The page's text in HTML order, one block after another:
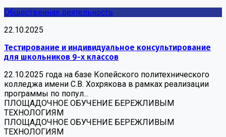
Общественная деятельность
22.10.2025
Тестирование и индивидуальное консультирование
для школьников 9-х классов
22.10.2025 года на базе Копейского политехнического
колледжа имени С.В. Хохрякова в рамках реализации
программы по попул...
ПЛОЩАДОЧНОЕ ОБУЧЕНИЕ БЕРЕЖЛИВЫМ
ТЕХНОЛОГИЯМ
ПЛОЩАДОЧНОЕ ОБУЧЕНИЕ БЕРЕЖЛИВЫМ
ТЕХНОЛОГИЯМ